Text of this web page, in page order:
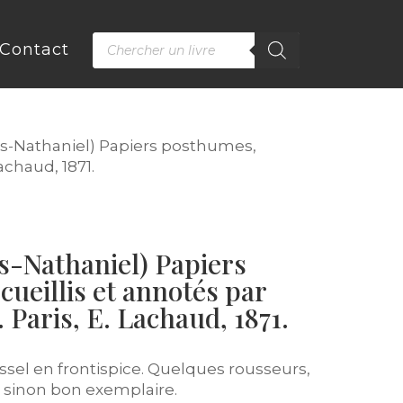
Contact
Recherche
de
produits
Nathaniel) Papiers posthumes,
1871.
Nathaniel) Papiers
et annotés par
E. Lachaud, 1871.
en frontispice. Quelques rousseurs,
bon exemplaire.